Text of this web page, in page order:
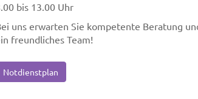
bis 13.00 Uhr
uns erwarten Sie kompetente Beratung
freundliches Team!
Notdienstplan